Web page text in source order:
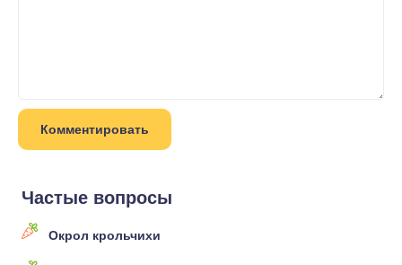
Частые вопросы
Окрол крольчихи